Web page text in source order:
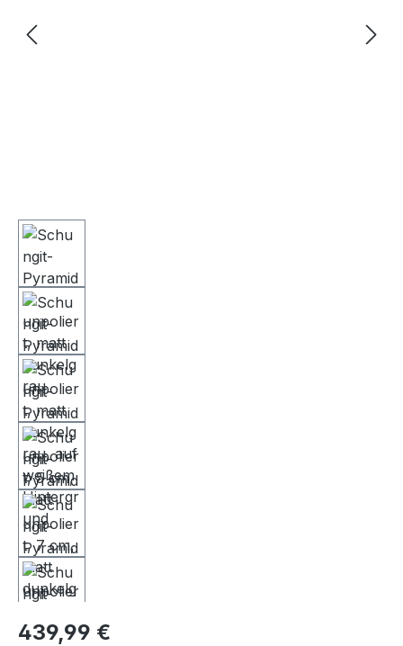
Regulärer Preis:
439,99 €